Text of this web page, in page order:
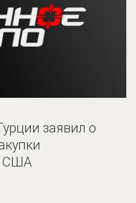
заявил о
США